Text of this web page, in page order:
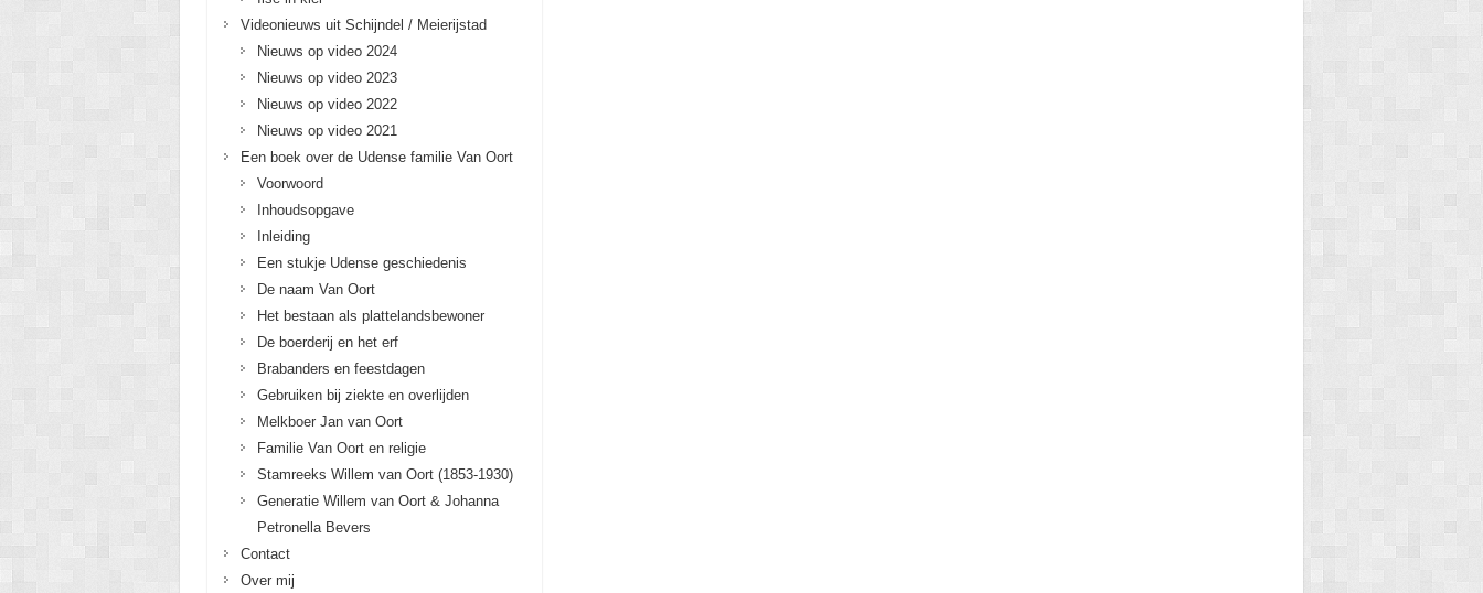
Videonieuws uit Schijndel / Meierijstad
Nieuws op video 2024
Nieuws op video 2023
Nieuws op video 2022
Nieuws op video 2021
Een boek over de Udense familie Van Oort
Voorwoord
Inhoudsopgave
Inleiding
Een stukje Udense geschiedenis
De naam Van Oort
Het bestaan als plattelandsbewoner
De boerderij en het erf
Brabanders en feestdagen
Gebruiken bij ziekte en overlijden
Melkboer Jan van Oort
Familie Van Oort en religie
Stamreeks Willem van Oort (1853-1930)
Generatie Willem van Oort & Johanna
Petronella Bevers
Contact
Over mij